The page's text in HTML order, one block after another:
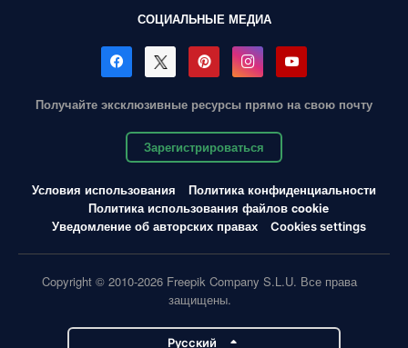
СОЦИАЛЬНЫЕ МЕДИА
Получайте эксклюзивные ресурсы прямо на свою почту
Зарегистрироваться
Условия использования
Политика конфиденциальности
Политика использования файлов cookie
Уведомление об авторских правах
Cookies settings
Copyright © 2010-2026 Freepik Company S.L.U. Все права
защищены.
Pусский